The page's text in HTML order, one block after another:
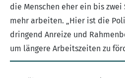
die Menschen eher ein bis zwei
mehr arbeiten. „Hier ist die
dringend Anreize und
um längere Arbeitszeiten zu